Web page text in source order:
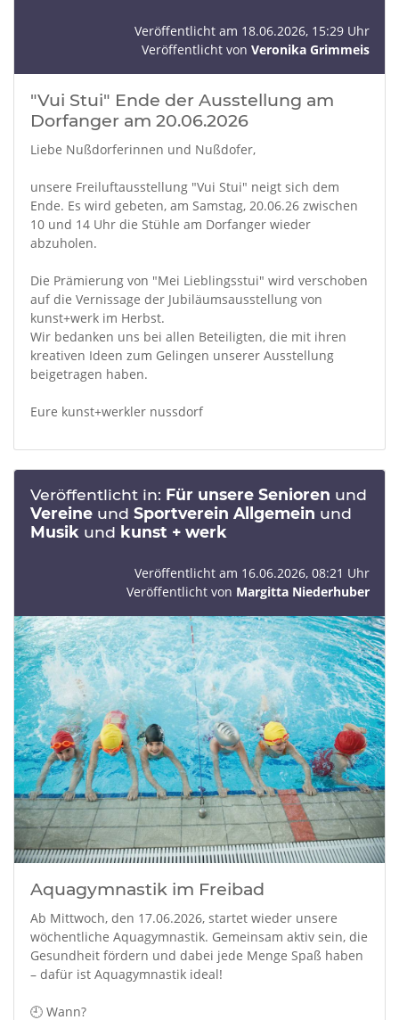
Veröffentlicht am 18.06.2026, 15:29 Uhr
Veröffentlicht von Veronika Grimmeis
"Vui Stui" Ende der Ausstellung am
Dorfanger am 20.06.2026
Liebe Nußdorferinnen und Nußdofer,
unsere Freiluftausstellung "Vui Stui" neigt sich dem
Ende. Es wird gebeten, am Samstag, 20.06.26 zwischen
10 und 14 Uhr die Stühle am Dorfanger wieder
abzuholen.
Die Prämierung von "Mei Lieblingsstui" wird verschoben
auf die Vernissage der Jubiläumsausstellung von
kunst+werk im Herbst.
Wir bedanken uns bei allen Beteiligten, die mit ihren
kreativen Ideen zum Gelingen unserer Ausstellung
beigetragen haben.
Eure kunst+werkler nussdorf
Veröffentlicht in: Für unsere Senioren und
Vereine und Sportverein Allgemein und
Musik und kunst + werk
Veröffentlicht am 16.06.2026, 08:21 Uhr
Veröffentlicht von Margitta Niederhuber
Aquagymnastik im Freibad
Ab Mittwoch, den 17.06.2026, startet wieder unsere
wöchentliche Aquagymnastik. Gemeinsam aktiv sein, die
Gesundheit fördern und dabei jede Menge Spaß haben
– dafür ist Aquagymnastik ideal!
🕘 Wann?